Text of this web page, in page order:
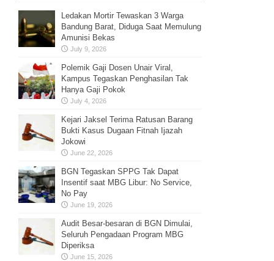
Ledakan Mortir Tewaskan 3 Warga
Bandung Barat, Diduga Saat Memulung
Amunisi Bekas
July 9, 2026
Polemik Gaji Dosen Unair Viral,
Kampus Tegaskan Penghasilan Tak
Hanya Gaji Pokok
July 4, 2026
Kejari Jaksel Terima Ratusan Barang
Bukti Kasus Dugaan Fitnah Ijazah
Jokowi
June 22, 2026
BGN Tegaskan SPPG Tak Dapat
Insentif saat MBG Libur: No Service,
No Pay
June 19, 2026
Audit Besar-besaran di BGN Dimulai,
Seluruh Pengadaan Program MBG
Diperiksa
June 15, 2026